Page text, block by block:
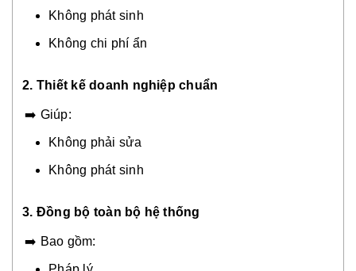
Không phát sinh
Không chi phí ẩn
2. Thiết kế doanh nghiệp chuẩn
➡️ Giúp:
Không phải sửa
Không phát sinh
3. Đồng bộ toàn bộ hệ thống
➡️ Bao gồm: